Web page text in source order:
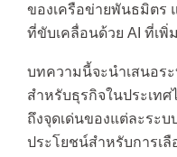
ของเครือข่ายพันธมิตร
ที่ขับเคลื่อนด้วย AI ที่เพิ่
บทความนี้จะนำเสนอร
สำหรับธุรกิจในประเทศ
ถึงจุดเด่นของแต่ละระ
ประโยชน์สำหรับการเ